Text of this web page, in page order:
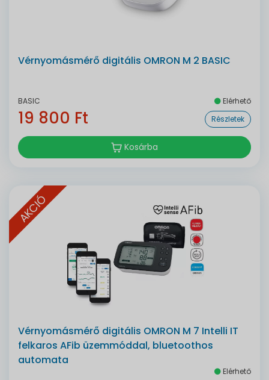
Vérnyomásmérő digitális OMRON M 2 BASIC
BASIC Elérhető
19 800 Ft Részletek
Kosárba
AKCIÓ
Vérnyomásmérő digitális OMRON M 7 Intelli IT
felkaros AFib üzemmóddal, bluetoothos
automata
Elérhető